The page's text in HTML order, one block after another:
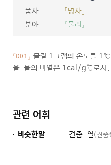
품사
「명사」
분야
『물리』
「001」 물질 1그램의 온도를 1℃
율. 물의 비열은 1cal/g℃로서,
관련 어휘
비슷한말 견줌-열 (견줌